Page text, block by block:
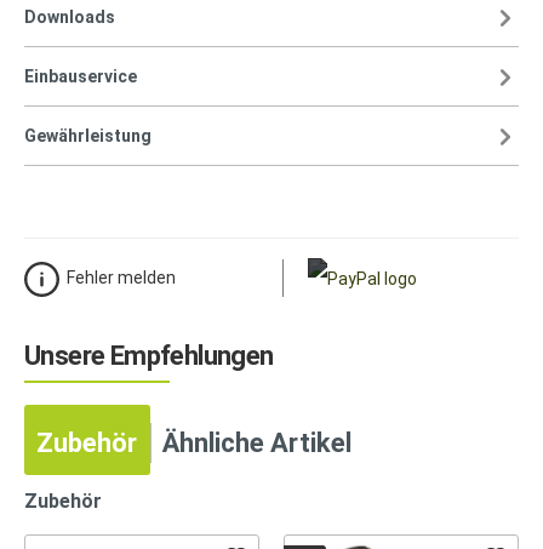
Downloads
Einbauservice
Gewährleistung
Fehler melden
Unsere Empfehlungen
Zubehör Ähnliche Artikel
Zubehör